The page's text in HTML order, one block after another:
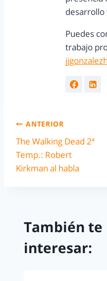
desarrollo
Puedes
trabajo
ANTERIOR
The Walking Dead 2ª
Temp.: Robert
Kirkman al habla
También te
interesar: